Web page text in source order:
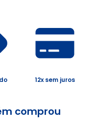
12x sem juros
comprou